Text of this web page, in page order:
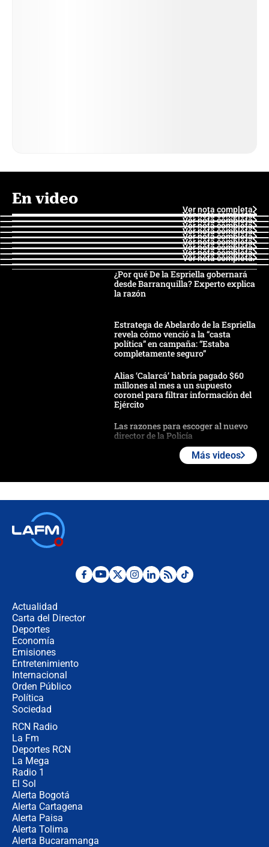
En video
Ver nota completa
Ver nota completa
Ver nota completa
Ver nota completa
Ver nota completa
Ver nota completa
Ver nota completa
Ver nota completa
Ver nota completa
Ver nota completa
¿Por qué De la Espriella gobernará
desde Barranquilla? Experto explica
la razón
Estratega de Abelardo de la Espriella
revela cómo venció a la “casta
política” en campaña: “Estaba
completamente seguro”
Alias ‘Calarcá’ habría pagado $60
millones al mes a un supuesto
coronel para filtrar información del
Ejército
Las razones para escoger al nuevo
director de la Policía
"No hubo fraude ni posibilidad de
Más videos
Actualidad
Carta del Director
Deportes
Economía
Emisiones
Entretenimiento
Internacional
Orden Público
Política
Sociedad
RCN Radio
La Fm
Deportes RCN
La Mega
Radio 1
El Sol
Alerta Bogotá
Alerta Cartagena
Alerta Paisa
Alerta Tolima
Alerta Bucaramanga